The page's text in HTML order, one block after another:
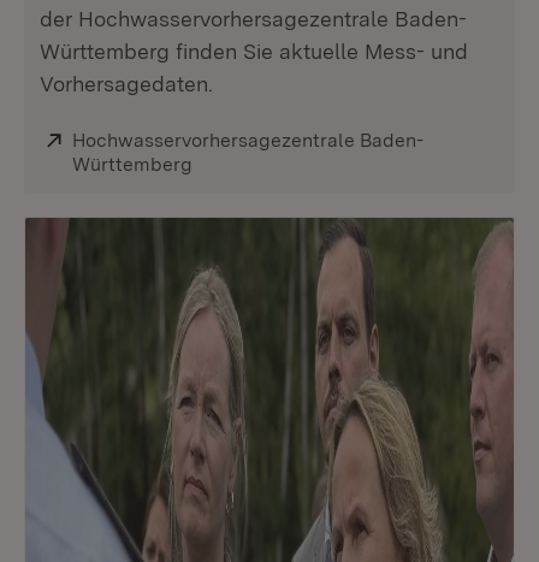
der Hochwasservorhersagezentrale Baden-
Württemberg finden Sie aktuelle Mess- und
Vorhersagedaten.
Extern:
Hochwasservorhersagezentrale Baden-
Württemberg